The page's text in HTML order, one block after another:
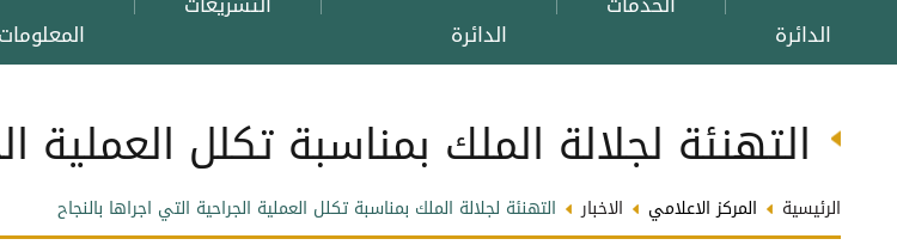
الدائرة
الدائرة
المعلومات
التهنئة لجلالة الملك بمناسبة تكلل العملية
الرئيسية المركز الاعلامي الاخبار التهنئة لجلالة الملك بمناسبة تكلل العملية الجراحية التي اجراها بالنجاح